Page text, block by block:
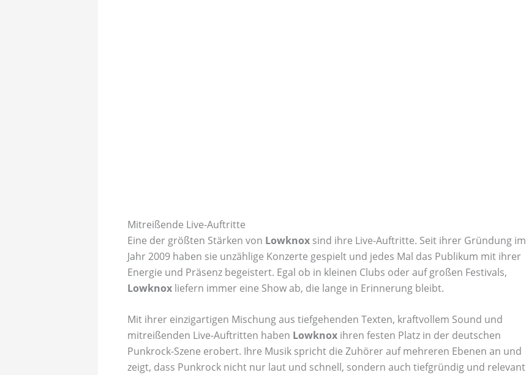
Mitreißende Live-Auftritte
Eine der größten Stärken von Lowknox sind ihre Live-Auftritte. Seit ihrer Gründung im
Jahr 2009 haben sie unzählige Konzerte gespielt und jedes Mal das Publikum mit ihrer
Energie und Präsenz begeistert. Egal ob in kleinen Clubs oder auf großen Festivals,
Lowknox liefern immer eine Show ab, die lange in Erinnerung bleibt.
Mit ihrer einzigartigen Mischung aus tiefgehenden Texten, kraftvollem Sound und
mitreißenden Live-Auftritten haben Lowknox ihren festen Platz in der deutschen
Punkrock-Szene erobert. Ihre Musik spricht die Zuhörer auf mehreren Ebenen an und
zeigt, dass Punkrock nicht nur laut und schnell, sondern auch tiefgründig und relevant